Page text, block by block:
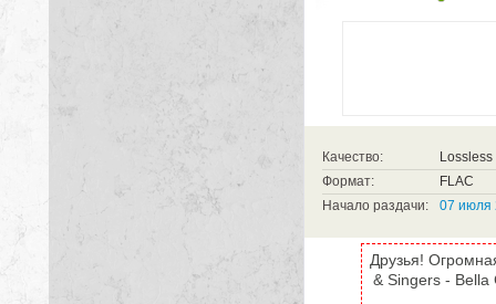
Качество:
Формат:
FLAC
Начало раздачи:
07 июля
Друзья!
& Singers - Bella